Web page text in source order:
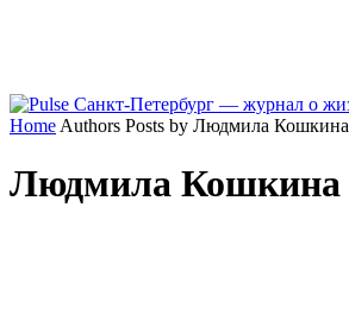
Home Authors Posts by Людмила Кошкина
Людмила Кошкина